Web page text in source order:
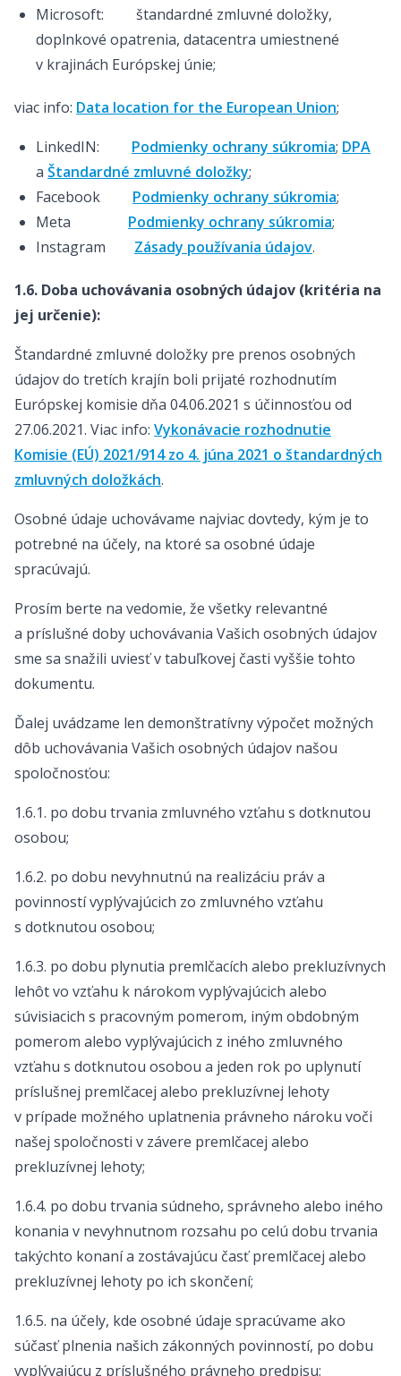
Microsoft: štandardné zmluvné doložky,
doplnkové opatrenia, datacentra umiestnené
v krajinách Európskej únie;
viac info: Data location for the European Union;
LinkedIN: Podmienky ochrany súkromia; DPA
a Štandardné zmluvné doložky;
Facebook Podmienky ochrany súkromia;
Meta Podmienky ochrany súkromia;
Instagram Zásady používania údajov.
1.6. Doba uchovávania osobných údajov (kritéria na
jej určenie):
Štandardné zmluvné doložky pre prenos osobných
údajov do tretích krajín boli prijaté rozhodnutím
Európskej komisie dňa 04.06.2021 s účinnosťou od
27.06.2021. Viac info: Vykonávacie rozhodnutie
Komisie (EÚ) 2021/914 zo 4. júna 2021 o štandardných
zmluvných doložkách.
Osobné údaje uchovávame najviac dovtedy, kým je to
potrebné na účely, na ktoré sa osobné údaje
spracúvajú.
Prosím berte na vedomie, že všetky relevantné
a príslušné doby uchovávania Vašich osobných údajov
sme sa snažili uviesť v tabuľkovej časti vyššie tohto
dokumentu.
Ďalej uvádzame len demonštratívny výpočet možných
dôb uchovávania Vašich osobných údajov našou
spoločnosťou:
1.6.1. po dobu trvania zmluvného vzťahu s dotknutou
osobou;
1.6.2. po dobu nevyhnutnú na realizáciu práv a
povinností vyplývajúcich zo zmluvného vzťahu
s dotknutou osobou;
1.6.3. po dobu plynutia premlčacích alebo prekluzívnych
lehôt vo vzťahu k nárokom vyplývajúcich alebo
súvisiacich s pracovným pomerom, iným obdobným
pomerom alebo vyplývajúcich z iného zmluvného
vzťahu s dotknutou osobou a jeden rok po uplynutí
príslušnej premlčacej alebo prekluzívnej lehoty
v prípade možného uplatnenia právneho nároku voči
našej spoločnosti v závere premlčacej alebo
prekluzívnej lehoty;
1.6.4. po dobu trvania súdneho, správneho alebo iného
konania v nevyhnutnom rozsahu po celú dobu trvania
takýchto konaní a zostávajúcu časť premlčacej alebo
prekluzívnej lehoty po ich skončení;
1.6.5. na účely, kde osobné údaje spracúvame ako
súčasť plnenia našich zákonných povinností, po dobu
vyplývajúcu z príslušného právneho predpisu;